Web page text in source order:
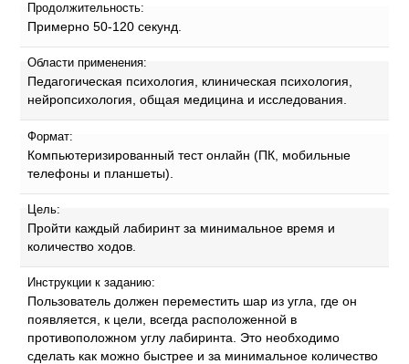
Продолжительность:
Примерно 50-120 секунд.
Области применения:
Педагогическая психология, клиническая психология,
нейропсихология, общая медицина и исследования.
Формат:
Компьютеризированный тест онлайн (ПК, мобильные
телефоны и планшеты).
Цель:
Пройти каждый лабиринт за минимальное время и
количество ходов.
Инструкции к заданию:
Пользователь должен переместить шар из угла, где он
появляется, к цели, всегда расположенной в
противоположном углу лабиринта. Это необходимо
сделать как можно быстрее и за минимальное количество